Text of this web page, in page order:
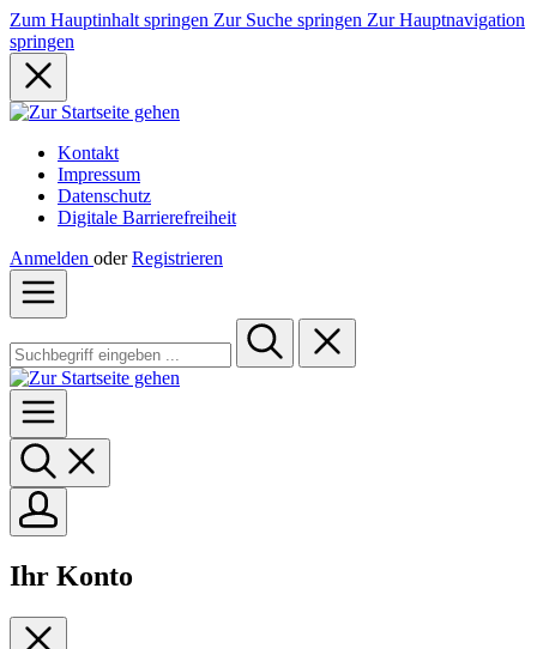
Zum Hauptinhalt springen Zur Suche springen Zur Hauptnavigation
springen
Kontakt
Impressum
Datenschutz
Digitale Barrierefreiheit
Anmelden oder Registrieren
Ihr Konto